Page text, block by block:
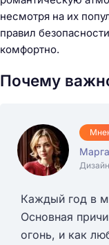
несмотря на их
правил
комфортно.
Почему
Каждый год в
Основная
огонь, и как